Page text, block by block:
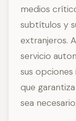
medios
subtítulos y
extranjeros.
servicio
sus
que
sea necesario.